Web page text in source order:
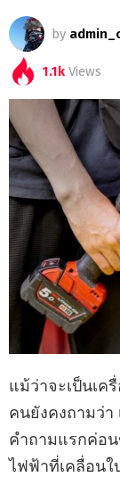
by
1.1k Views
แม้ว่าจะเป็นเค
คนยังคงถามว่า
คำถามแรกค่อน
ไฟฟ้าที่เคลื่อนใ